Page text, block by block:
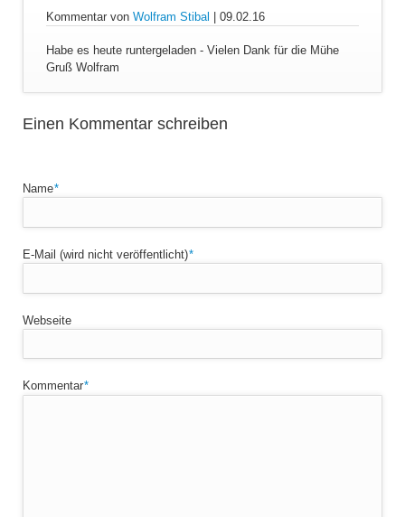
Kommentar von Wolfram Stibal | 09.02.16
Habe es heute runtergeladen - Vielen Dank für die Mühe
Gruß Wolfram
Einen Kommentar schreiben
Pflichtfeld
Name*
Pflichtfeld
E-Mail (wird nicht veröffentlicht)*
Webseite
Pflichtfeld
Kommentar*